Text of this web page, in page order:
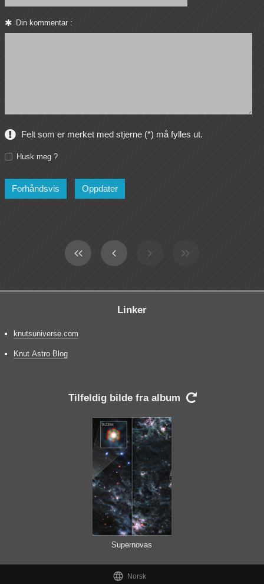
Din kommentar :
Felt som er merket med stjerne (*) må fylles ut.
Husk meg ?
Linker
knutsuniverse.com
Knut Astro Blog
Tilfeldig bilde fra album 
Supernovas
 Norsk